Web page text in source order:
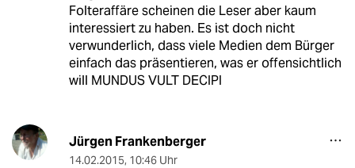
Folteraffäre scheinen die Leser aber kaum
interessiert zu haben. Es ist doch nicht
verwunderlich, dass viele Medien dem Bürger
einfach das präsentieren, was er offensichtlich
will MUNDUS VULT DECIPI
Jürgen Frankenberger
14.02.2015, 10:46 Uhr